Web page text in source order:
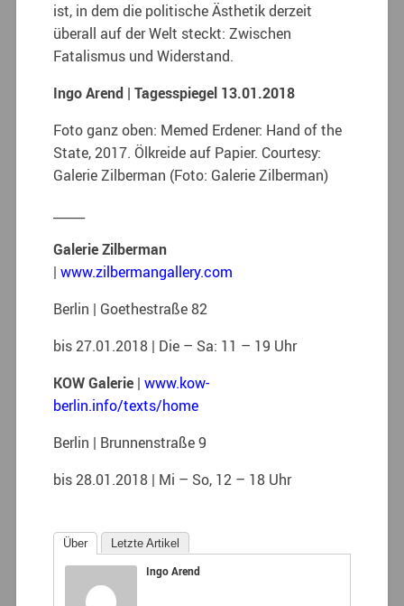
ist, in dem die politische Ästhetik derzeit
überall auf der Welt steckt: Zwischen
Fatalismus und Widerstand.
Ingo Arend | Tagesspiegel 13.01.2018
Foto ganz oben: Memed Erdener: Hand of the
State, 2017. Ölkreide auf Papier. Courtesy:
Galerie Zilberman (Foto: Galerie Zilberman)
Galerie Zilberman
| www.zilbermangallery.com
Berlin | Goethestraße 82
bis 27.01.2018 | Die – Sa: 11 – 19 Uhr
KOW Galerie |www.kow-
berlin.info/texts/home
Berlin | Brunnenstraße 9
bis 28.01.2018 | Mi – So, 12 – 18 Uhr
Über Letzte Artikel
Ingo Arend